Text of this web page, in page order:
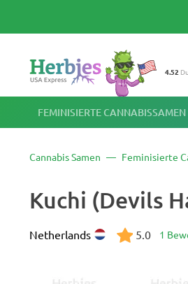
4.52
FEMINISIERTE CANNABISSAMEN
Cannabis Samen Feminisierte
Kuchi (Devils
Netherlands 5.0 1